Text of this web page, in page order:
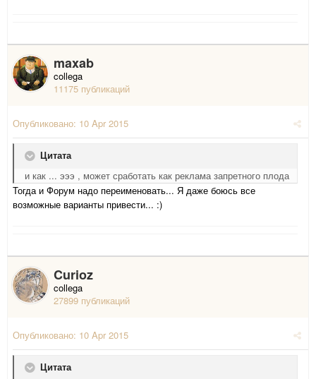
maxab
collega
11175 публикаций
Опубликовано: 10 Apr 2015
Цитата
и как ... эээ , может сработать как реклама запретного плода
Тогда и Форум надо переименовать... Я даже боюсь все
возможные варианты привести... :)
Curioz
collega
27899 публикаций
Опубликовано: 10 Apr 2015
Цитата